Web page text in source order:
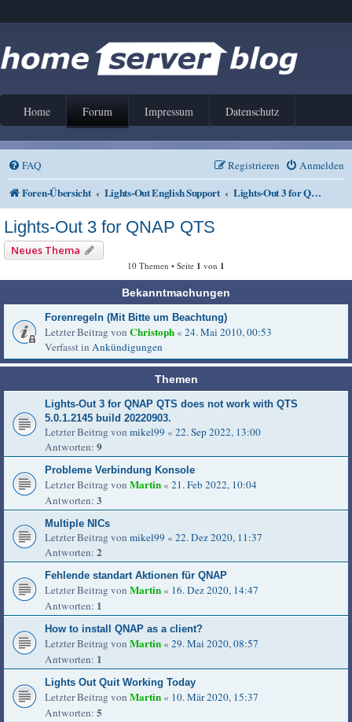
Home Forum Impressum Datenschutz
FAQ Anmelden
Registrieren
Foren-Übersicht Lights-Out English Support Lights-Out 3 for QNAP QTS
Lights-Out 3 for QNAP QTS
Neues Thema
10 Themen • Seite 1 von 1
Bekanntmachungen
Forenregeln (Mit Bitte um Beachtung)
Letzter Beitrag von Christoph « 24. Mai 2010, 00:53
Verfasst in Ankündigungen
Themen
Lights-Out 3 for QNAP QTS does not work with QTS
5.0.1.2145 build 20220903.
Letzter Beitrag von mikel99 « 22. Sep 2022, 13:00
Antworten: 9
Probleme Verbindung Konsole
Letzter Beitrag von Martin « 21. Feb 2022, 10:04
Antworten: 3
Multiple NICs
Letzter Beitrag von mikel99 « 22. Dez 2020, 11:37
Antworten: 2
Fehlende standart Aktionen für QNAP
Letzter Beitrag von Martin « 16. Dez 2020, 14:47
Antworten: 1
How to install QNAP as a client?
Letzter Beitrag von Martin « 29. Mai 2020, 08:57
Antworten: 1
Lights Out Quit Working Today
Letzter Beitrag von Martin « 10. Mär 2020, 15:37
Antworten: 5